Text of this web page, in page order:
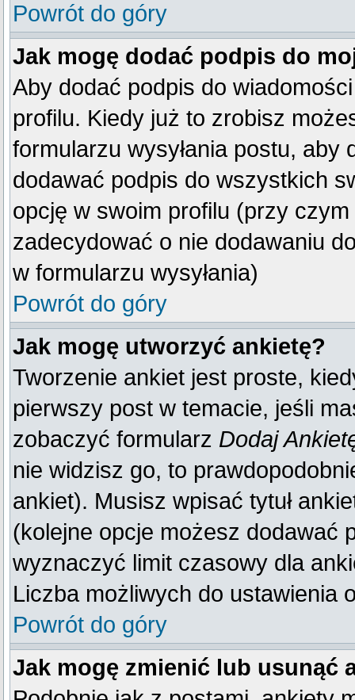
Powrót do góry
Jak mogę dodać podpis do
Aby dodać podpis do
profilu. Kiedy już to zrobisz
formularzu wysyłania postu,
dodawać podpis do wszystkich
opcję w swoim profilu (przy
zadecydować o nie dodawaniu
w formularzu wysyłania)
Powrót do góry
Jak mogę utworzyć ankietę?
Tworzenie ankiet jest proste,
pierwszy post w temacie, jeśli
zobaczyć formularz Dodaj
nie widzisz go, to
ankiet). Musisz wpisać tytuł
(kolejne opcje możesz dodawać
wyznaczyć limit czasowy dla
Liczba możliwych do ustawienia
Powrót do góry
Jak mogę zmienić lub usunąć